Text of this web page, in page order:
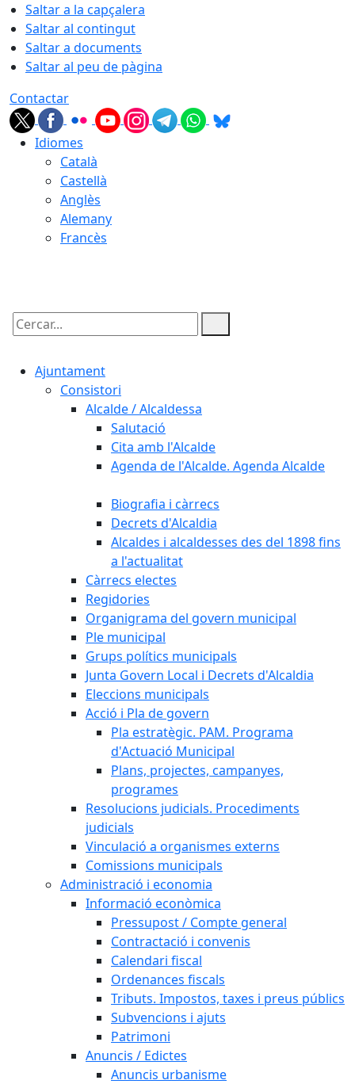
Saltar a la capçalera
Saltar al contingut
Saltar a documents
Saltar al peu de pàgina
Contactar
Idiomes
Català
Castellà
Anglès
Alemany
Francès
Cercar:
Ajuntament
Consistori
Alcalde / Alcaldessa
Salutació
Cita amb l'Alcalde
Agenda de l'Alcalde. Agenda Alcalde
Biografia i càrrecs
Decrets d'Alcaldia
Alcaldes i alcaldesses des del 1898 fins
a l'actualitat
Càrrecs electes
Regidories
Organigrama del govern municipal
Ple municipal
Grups polítics municipals
Junta Govern Local i Decrets d'Alcaldia
Eleccions municipals
Acció i Pla de govern
Pla estratègic. PAM. Programa
d'Actuació Municipal
Plans, projectes, campanyes,
programes
Resolucions judicials. Procediments
judicials
Vinculació a organismes externs
Comissions municipals
Administració i economia
Informació econòmica
Pressupost / Compte general
Contractació i convenis
Calendari fiscal
Ordenances fiscals
Tributs. Impostos, taxes i preus públics
Subvencions i ajuts
Patrimoni
Anuncis / Edictes
Anuncis urbanisme